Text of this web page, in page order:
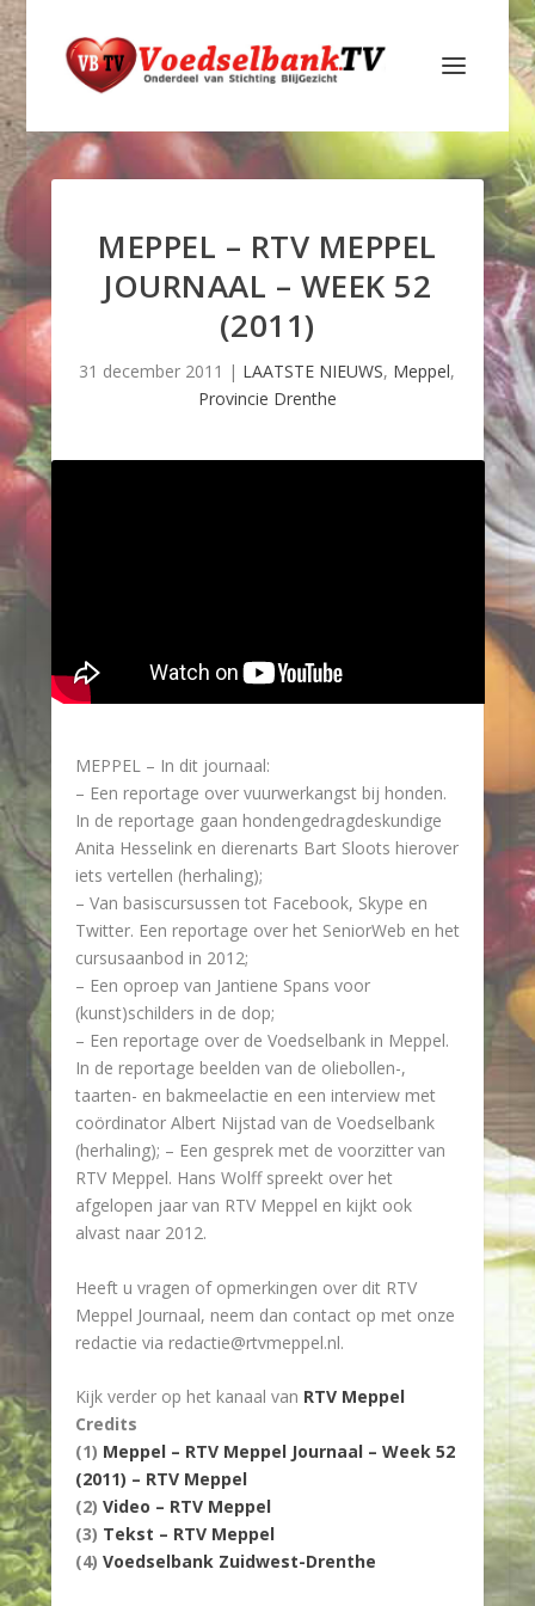
MEPPEL – RTV MEPPEL
JOURNAAL – WEEK 52
(2011)
31 december 2011 | LAATSTE NIEUWS, Meppel,
Provincie Drenthe
MEPPEL – In dit journaal:
– Een reportage over vuurwerkangst bij honden.
In de reportage gaan hondengedragdeskundige
Anita Hesselink en dierenarts Bart Sloots hierover
iets vertellen (herhaling);
– Van basiscursussen tot Facebook, Skype en
Twitter. Een reportage over het SeniorWeb en het
cursusaanbod in 2012;
– Een oproep van Jantiene Spans voor
(kunst)schilders in de dop;
– Een reportage over de Voedselbank in Meppel.
In de reportage beelden van de oliebollen-,
taarten- en bakmeelactie en een interview met
coördinator Albert Nijstad van de Voedselbank
(herhaling); – Een gesprek met de voorzitter van
RTV Meppel. Hans Wolff spreekt over het
afgelopen jaar van RTV Meppel en kijkt ook
alvast naar 2012.
Heeft u vragen of opmerkingen over dit RTV
Meppel Journaal, neem dan contact op met onze
redactie via redactie@rtvmeppel.nl.
Kijk verder op het kanaal van RTV Meppel
Credits
(1) Meppel – RTV Meppel Journaal – Week 52
(2011) – RTV Meppel
(2) Video – RTV Meppel
(3) Tekst – RTV Meppel
(4) Voedselbank Zuidwest-Drenthe